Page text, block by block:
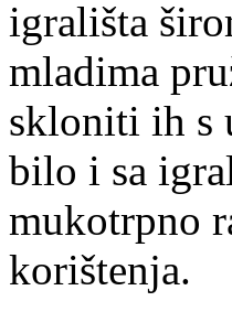
igrališta
mladima
skloniti ih s
bilo i sa
mukotrpno
korištenja.